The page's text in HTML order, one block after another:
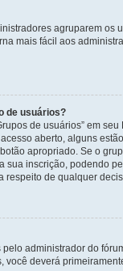
agruparem
mais fácil aos
de usuários?
de usuários” em
aberto, alguns
apropriado. Se o
inscrição, podendo
de qualquer
administrador do
você deverá